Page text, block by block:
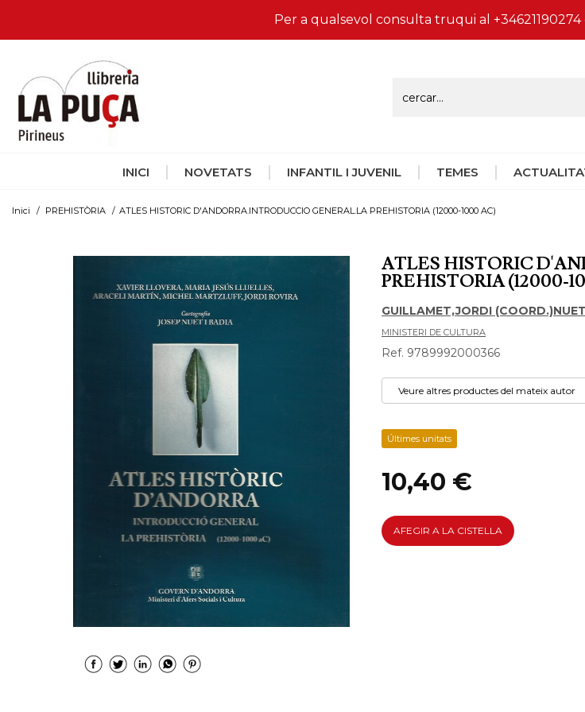
Per a qualsevol consulta truqui al
INICI NOVETATS INFANTIL I JUVENIL TEMES
Inici / PREHISTÒRIA / ATLES HISTORIC D'ANDORRA.INTRODUCCIO GENERAL.LA PREHISTORIA (12000-1000 AC)
ATLES HISTORIC
PREHISTORIA (12000-
GUILLAMET,JORDI
MINISTERI DE CULTURA
Ref. 9789992000366
Veure altres productes del mateix autor
Últimes unitats
10,40 €
AFEGIR A LA CISTELLA